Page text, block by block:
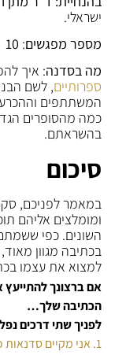
ישראלי.
מספר מפגשים:
10
מה בסדנה: איך
ספרותיים, לשם
המשתתפים
כמה מהסופרים
בהשראתם.
סיכום
במאמר לפניכם,
ומומלצים אליהם
השונים. כפי
בכתיבה מגוון
למצוא את עצמו
אם ברצונך
הכתיבה שלך…
לפניך שתי דרכים
1. אני מקיים